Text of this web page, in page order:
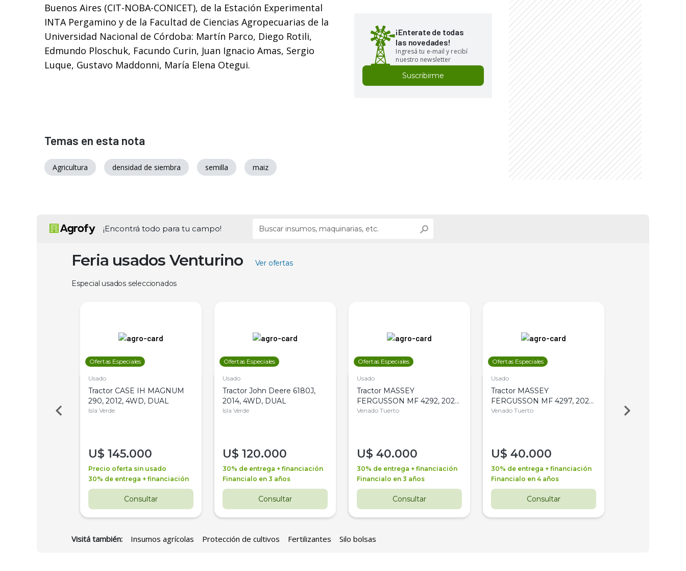
Buenos Aires (CIT-NOBA-CONICET), de la Estación Experimental
INTA Pergamino y de la Facultad de Ciencias Agropecuarias de la
Universidad Nacional de Córdoba: Martín Parco, Diego Rotili,
Edmundo Ploschuk, Facundo Curin, Juan Ignacio Amas, Sergio
Luque, Gustavo Maddonni, María Elena Otegui.
¡Enterate de todas
las novedades!
Ingresá tu e-mail y recibí
nuestro newsletter
Suscribirme
Temas en esta nota
Agricultura densidad de siembra semilla maiz
¡Encontrá todo para tu campo!
Feria usados Venturino Ver ofertas
Especial usados seleccionados
Ofertas Especiales
Usado
Tractor CASE IH MAGNUM
290, 2012, 4WD, DUAL
Isla Verde
U$ 145.000
Precio oferta sin usado
30% de entrega + financiación
Consultar
Ofertas Especiales
Usado
Tractor John Deere 6180J,
2014, 4WD, DUAL
Isla Verde
U$ 120.000
30% de entrega + financiación
Financialo en 3 años
Consultar
Ofertas Especiales
Usado
Tractor MASSEY
FERGUSSON MF 4292, 2020,
4WD, PATON
Venado Tuerto
U$ 40.000
30% de entrega + financiación
Financialo en 3 años
Consultar
Ofertas Especiales
Usado
Tractor MASSEY
FERGUSSON MF 4297, 2020,
4WD, PATON
Venado Tuerto
U$ 40.000
30% de entrega + financiación
Financialo en 4 años
Consultar
Venado Tuerto
Visitá también: Insumos agrícolas Protección de cultivos Fertilizantes Silo bolsas